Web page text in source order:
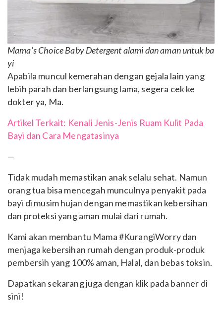
Mama’s Choice Baby Detergent alami dan aman untuk ba
yi
Apabila muncul kemerahan dengan gejala lain yang
lebih parah dan berlangsung lama, segera cek ke
dokter ya, Ma.
Artikel Terkait: Kenali Jenis-Jenis Ruam Kulit Pada
Bayi dan Cara Mengatasinya
—
Tidak mudah memastikan anak selalu sehat. Namun
orang tua bisa mencegah munculnya penyakit pada
bayi di musim hujan dengan memastikan kebersihan
dan proteksi yang aman mulai dari rumah.
Kami akan membantu Mama #KurangiWorry dan
menjaga kebersihan rumah dengan produk-produk
pembersih yang 100% aman, Halal, dan bebas toksin.
Dapatkan sekarang juga dengan klik pada banner di
sini!